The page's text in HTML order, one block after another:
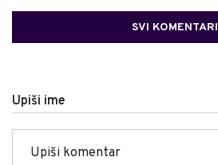
SVI KOMENTARI
Upiši ime